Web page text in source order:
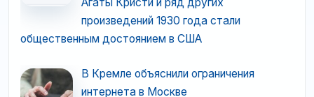
Агаты Кристи и ряд других
произведений 1930 года стали
общественным достоянием в США
В Кремле объяснили ограничения
интернета в Москве